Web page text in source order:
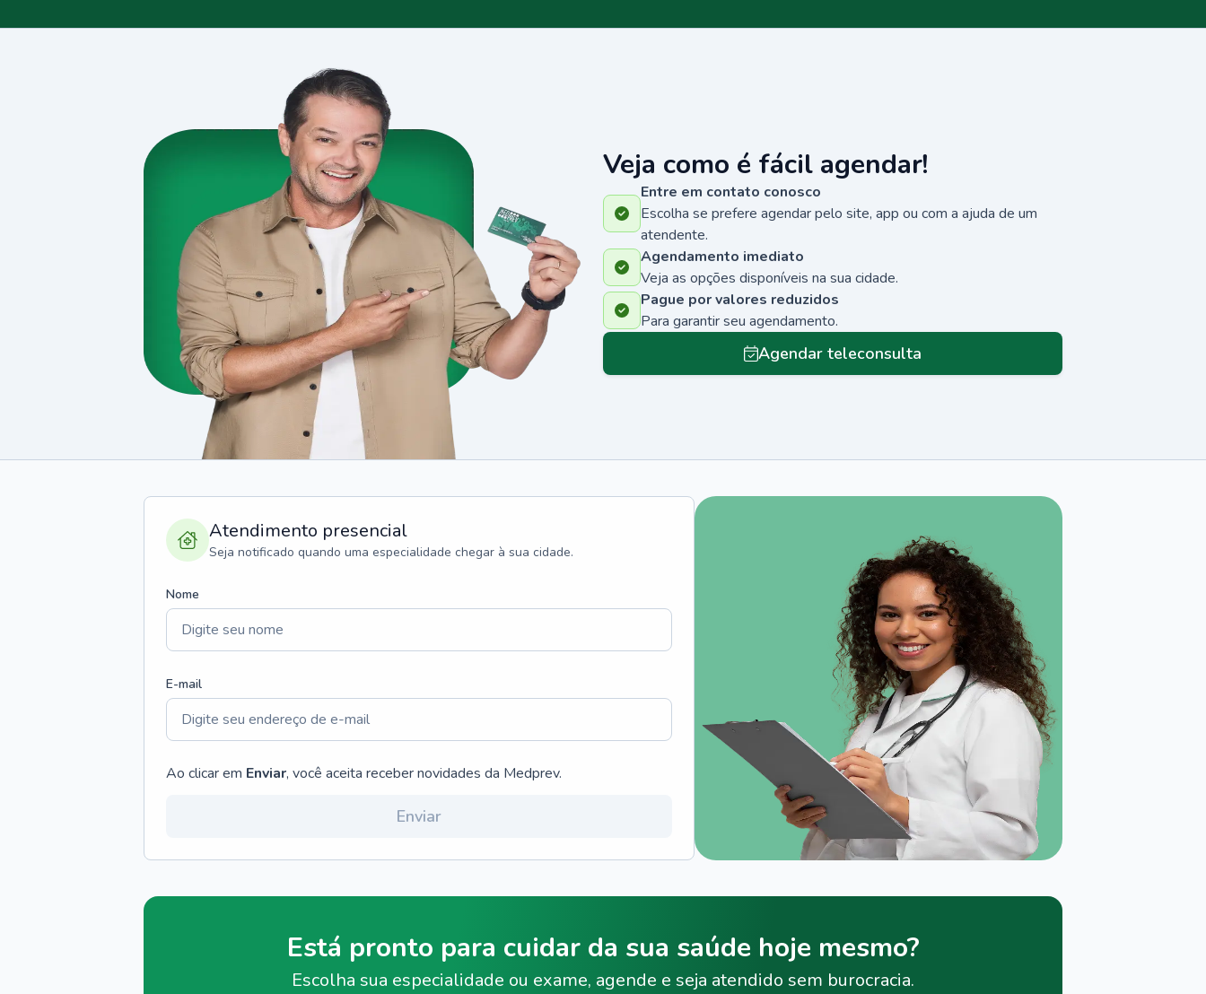
Veja como é fácil agendar!
Entre em contato conosco
Escolha se prefere agendar pelo site, app ou com a ajuda de um
atendente.
Agendamento imediato
Veja as opções disponíveis na sua cidade.
Pague por valores reduzidos
Para garantir seu agendamento.
Agendar teleconsulta
Atendimento presencial
Seja notificado quando uma especialidade chegar à sua cidade.
Nome
E-mail
Ao clicar em Enviar, você aceita receber novidades da Medprev.
Enviar
Está pronto para cuidar da sua saúde hoje mesmo?
Escolha sua especialidade ou exame, agende e seja atendido sem burocracia.